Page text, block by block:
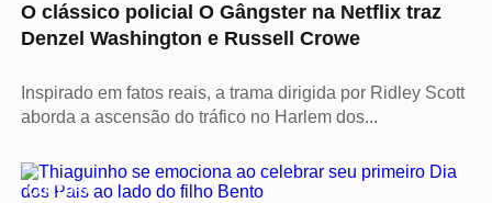
O clássico policial O Gângster na Netflix traz
Denzel Washington e Russell Crowe
Inspirado em fatos reais, a trama dirigida por Ridley Scott
aborda a ascensão do tráfico no Harlem dos...
CULTURA